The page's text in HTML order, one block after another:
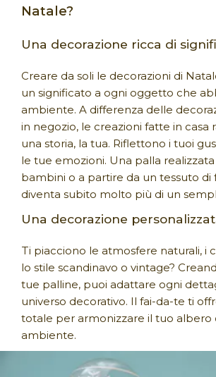
Natale?
Una decorazione ricca di
Creare da soli le decorazioni di
un significato a ogni oggetto che
ambiente. A differenza delle
in negozio, le creazioni fatte in casa
una storia, la tua. Riflettono i tuoi
le tue emozioni. Una palla
bambini o a partire da un tessuto di
diventa subito molto più di un
Una decorazione
Ti piacciono le atmosfere naturali, i
lo stile scandinavo o vintage?
tue palline, puoi adattare ogni
universo decorativo. Il fai-da-te ti
totale per armonizzare il tuo albero
ambiente.